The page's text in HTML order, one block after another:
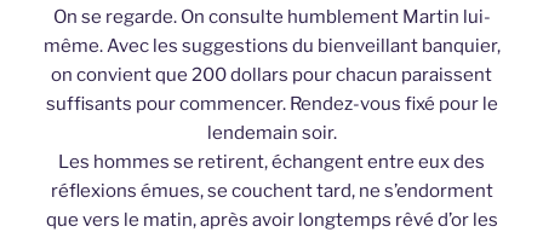
On se regarde. On consulte humblement Martin lui-
même. Avec les suggestions du bienveillant banquier,
on convient que 200 dollars pour chacun paraissent
suffisants pour commencer. Rendez-vous fixé pour le
lendemain soir.
Les hommes se retirent, échangent entre eux des
réflexions émues, se couchent tard, ne s’endorment
que vers le matin, après avoir longtemps rêvé d’or les